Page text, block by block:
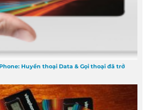
Huyền thoại Data & Gọi thoại đã trở